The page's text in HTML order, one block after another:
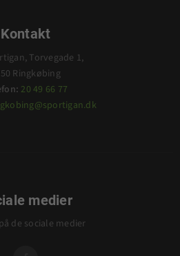
Kontakt
Torvegade 1,
Ringkøbing
20 49 66 77
medier
de sociale medier